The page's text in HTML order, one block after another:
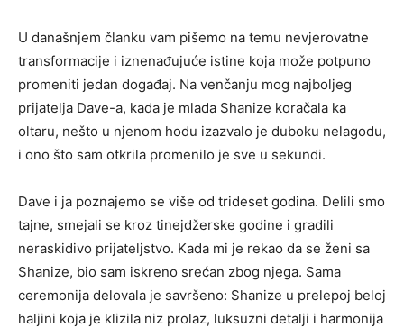
U današnjem članku vam pišemo na temu nevjerovatne
transformacije i iznenađujuće istine koja može potpuno
promeniti jedan događaj. Na venčanju mog najboljeg
prijatelja Dave-a, kada je mlada Shanize koračala ka
oltaru, nešto u njenom hodu izazvalo je duboku nelagodu,
i ono što sam otkrila promenilo je sve u sekundi.
Dave i ja poznajemo se više od trideset godina. Delili smo
tajne, smejali se kroz tinejdžerske godine i gradili
neraskidivo prijateljstvo. Kada mi je rekao da se ženi sa
Shanize, bio sam iskreno srećan zbog njega. Sama
ceremonija delovala je savršeno: Shanize u prelepoj beloj
haljini koja je klizila niz prolaz, luksuzni detalji i harmonija